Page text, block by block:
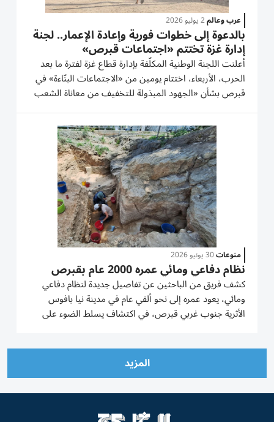
عرب وعالم2 يوليو 2026
بالدعوة إلى خطوات فورية وإعادة الإعمار.. لجنة
إدارة غزة تختتم «اجتماعات قبرص»
أعلنت اللجنة الوطنية المكلّفة بإدارة قطاع غزة لفترة ما بعد
الحرب، الأربعاء، اختتام يومين من «الاجتماعات البنّاءة» في
قبرص بشأن «الجهود المبذولة للتخفيف من معاناة الشعب
الفلسطيني» و«تحسين الأوضاع على الأرض». وأفادت
اللجنة في منشور على حسابها على منصة «إكس» بأنها
عقدت...
منوعات30 يونيو 2026
نظام دفاعي ومائي عمره 2000 عام بقبرص
كشف فريق من الباحثين عن تفاصيل جديدة لنظام دفاعي
ومائي، يعود عمره إلى نحو ألفي عام في مدينة نيا بافوس
الأثرية جنوب غربي قبرص، في اكتشاف يسلط الضوء على
المزيد